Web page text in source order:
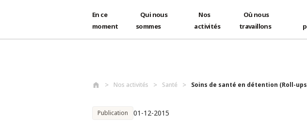
En ce
moment
Qui nous
sommes
Nos
activités
Où nous
travaillons
Nos activités Santé Soins de santé en détention (Roll-
Publication 01-12-2015